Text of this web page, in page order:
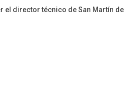
el director técnico de San Martín de